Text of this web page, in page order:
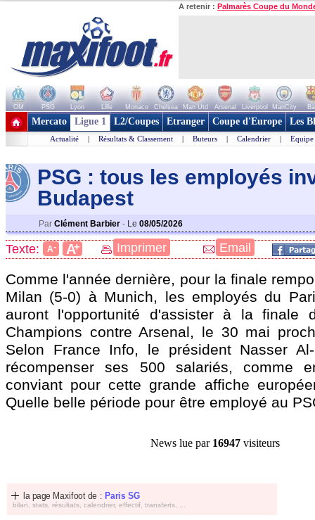
A retenir : Palmarès Coupe du
OM PSG Lyon Lille Monaco Chelsea Man Utd Arsenal Liverpool ManCity
+ de clubs
Mercato Ligue 1 L2/Coupes Etranger Coupe d'Europe Les
Actualité | Résultats & Classement | Buteurs | Calendrier | Equipe
PSG : tous les employés
Budapest
Par Clément Barbier - Le 08/05/2026
Texte: A- A+ Imprimer Email
Comme l'année dernière, pour la finale
Milan (5-0) à Munich, les employés du
auront l'opportunité d'assister à la finale
Champions contre Arsenal, le 30 mai
Selon France Info, le président Nasser
récompenser ses 500 salariés, comme
conviant pour cette grande affiche
Quelle belle période pour être employé au
News lue par 16947 visiteurs
la page Maxifoot de : Paris SG
bilan, stats, résultats, calendrier, effectif, transferts, ...